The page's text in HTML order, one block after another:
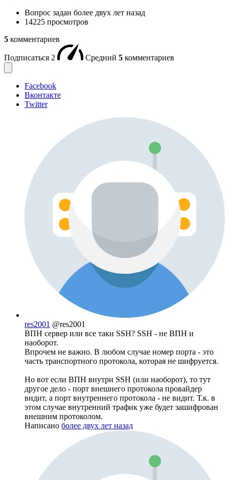
Вопрос задан более двух лет назад
14225 просмотров
5 комментариев
Подписаться 2 Средний 5 комментариев
Facebook
Вконтакте
Twitter
res2001 @res2001
ВПН сервер или все таки SSH? SSH - не ВПН и
наоборот.
Впрочем не важно. В любом случае номер порта - это
часть транспортного протокола, которая не шифруется.
Но вот если ВПН внутри SSH (или наоборот), то тут
другое дело - порт внешнего протокола провайдер
видит, а порт внутреннего протокола - не видит. Т.к. в
этом случае внутренний трафик уже будет зашифрован
внешним протоколом.
Написано более двух лет назад